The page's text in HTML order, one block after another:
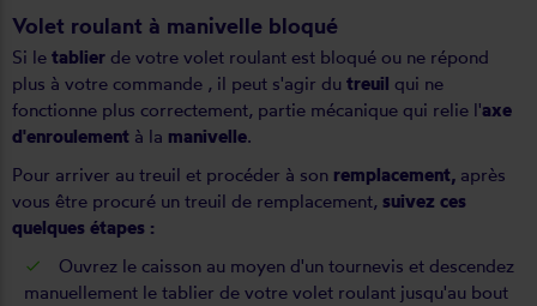
Volet roulant à manivelle bloqué
Si le tablier de votre volet roulant est bloqué ou ne répond
plus à votre commande , il peut s'agir du treuil qui ne
fonctionne plus correctement, partie mécanique qui relie l'axe
d'enroulement à la manivelle.
Pour arriver au treuil et procéder à son remplacement, après
vous être procuré un treuil de remplacement, suivez ces
quelques étapes :
Ouvrez le caisson au moyen d'un tournevis et descendez
manuellement le tablier de votre volet roulant jusqu'au bout